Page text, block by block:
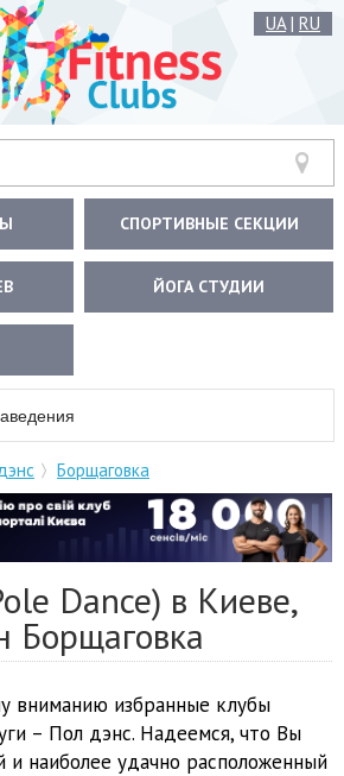
UA| RU
СПОРТИВНЫЕ СЕКЦИИ
ЙОГА СТУДИИ
Борщаговка
Dance) в Киеве,
Борщаговка
вниманию избранные клубы
– Пол дэнс. Надеемся, что Вы
и наиболее удачно расположенный